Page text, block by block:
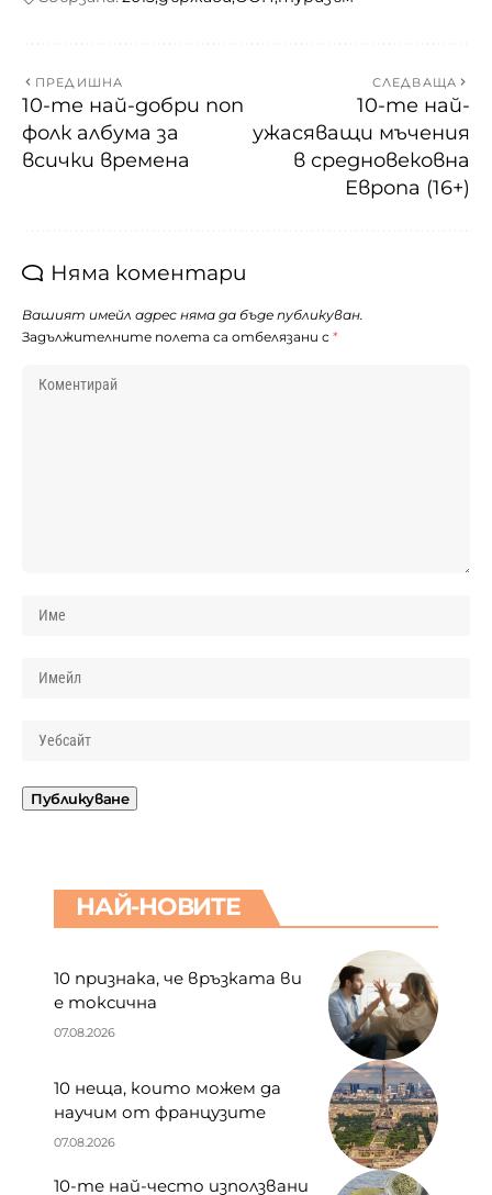
ПРЕДИШНА
10-те най-добри поп
фолк албума за
всички времена
СЛЕДВАЩА
10-те най-
ужасяващи мъчения
в средновековна
Европа (16+)
Няма коментари
Вашият имейл адрес няма да бъде публикуван.
Задължителните полета са отбелязани с *
НАЙ-НОВИТЕ
10 признака, че връзката ви
е токсична
07.08.2026
10 неща, които можем да
научим от французите
07.08.2026
10-те най-често използвани